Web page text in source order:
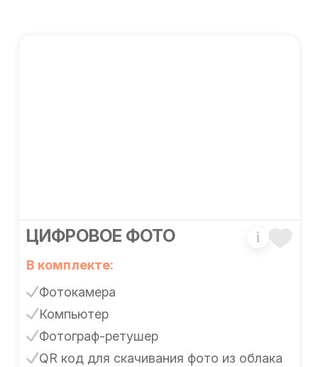
ЦИФРОВОЕ ФОТО i
В комплекте:
Фотокамера
Компьютер
Фотограф-ретушер
QR код для скачивания фото из облака